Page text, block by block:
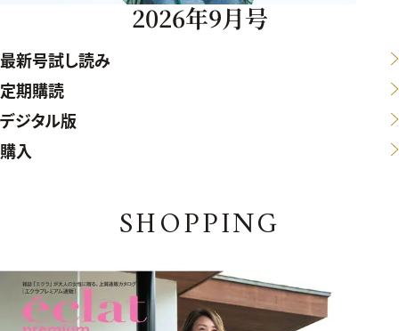
2026年9月号
最新号試し読み
定期購読
デジタル版
購入
SHOPPING